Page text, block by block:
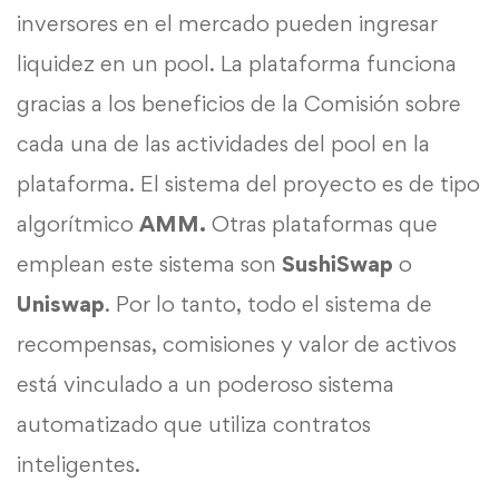
inversores en el mercado pueden ingresar
liquidez en un pool. La plataforma funciona
gracias a los beneficios de la Comisión sobre
cada una de las actividades del pool en la
plataforma. El sistema del proyecto es de tipo
algorítmico AMM. Otras plataformas que
emplean este sistema son SushiSwap o
Uniswap. Por lo tanto, todo el sistema de
recompensas, comisiones y valor de activos
está vinculado a un poderoso sistema
automatizado que utiliza contratos
inteligentes.